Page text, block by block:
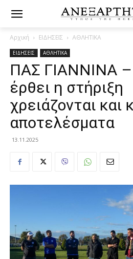
Αρχική ΕΙΔΗΣΕΙΣ ΑΘΛΗΤΙΚΑ
ΕΙΔΗΣΕΙΣ ΑΘΛΗΤΙΚΑ
ΠΑΣ ΓΙΑΝΝΙΝΑ –
έρθει η στήριξη
χρειάζονται και
αποτελέσματα
13.11.2025